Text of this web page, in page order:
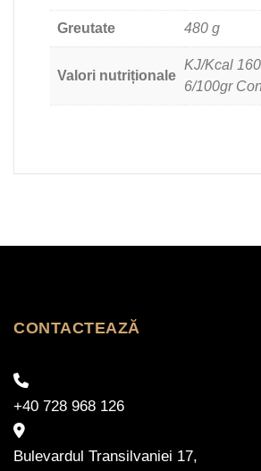
Greutate 480 g
Valori nutriționale
KJ/Kcal
6/100gr
CONTACTEAZĂ
+40 728 968 126
Bulevardul Transilvaniei 17,